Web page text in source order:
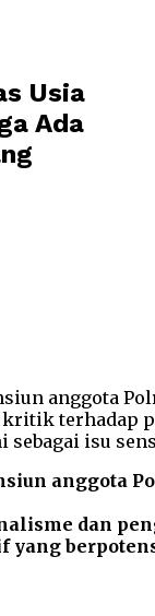
Usia
Ada
anggota
dan
yang